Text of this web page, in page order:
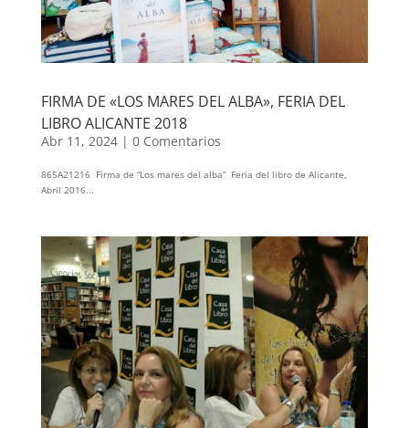
FIRMA DE «LOS MARES DEL ALBA», FERIA DEL
LIBRO ALICANTE 2018
Abr 11, 2024| 0 Comentarios
865A21216 Firma de “Los mares del alba” Feria del libro de Alicante,
Abril 2016...